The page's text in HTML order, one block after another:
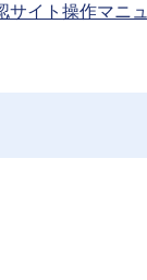
サイト操作マニュ